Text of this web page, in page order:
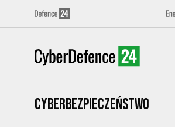
Cyberbezpieczeństwo